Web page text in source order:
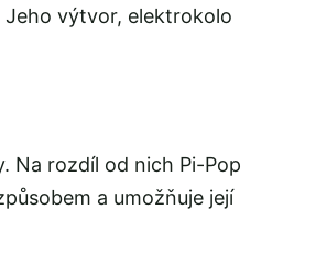
Jeho výtvor, elektrokolo
Na rozdíl od nich Pi-Pop
a umožňuje její